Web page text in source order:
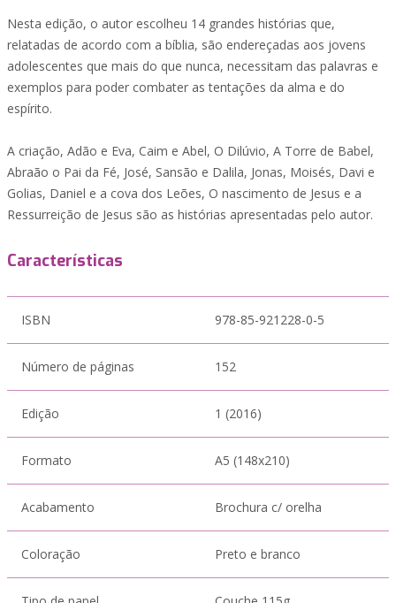
Nesta edição, o autor escolheu 14 grandes histórias que,
relatadas de acordo com a bíblia, são endereçadas aos jovens
adolescentes que mais do que nunca, necessitam das palavras e
exemplos para poder combater as tentações da alma e do
espírito.
A criação, Adão e Eva, Caim e Abel, O Dilúvio, A Torre de Babel,
Abraão o Pai da Fé, José, Sansão e Dalila, Jonas, Moisés, Davi e
Golias, Daniel e a cova dos Leões, O nascimento de Jesus e a
Ressurreição de Jesus são as histórias apresentadas pelo autor.
Características
ISBN 978-85-921228-0-5
Número de páginas 152
Edição 1 (2016)
Formato A5 (148x210)
Acabamento Brochura c/ orelha
Coloração Preto e branco